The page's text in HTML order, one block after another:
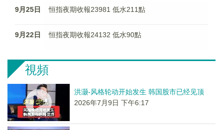
9月25日 恒指夜期收報23981 低水211點
9月22日 恒指夜期收報24132 低水90點
視頻
洪灏-风格轮动开始发生 韩国股市已经见顶
2026年7月9日 下午6:17